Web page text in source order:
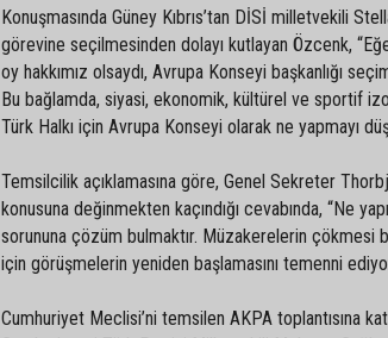
Konuşmasında Güney Kıbrıs’tan DİSİ milletvekili
görevine seçilmesinden dolayı kutlayan Özcenk,
oy hakkımız olsaydı, Avrupa Konseyi başkanlığı
Bu bağlamda, siyasi, ekonomik, kültürel ve sportif
Türk Halkı için Avrupa Konseyi olarak ne yapmayı
Temsilcilik açıklamasına göre, Genel Sekreter
konusuna değinmekten kaçındığı cevabında, “Ne
sorununa çözüm bulmaktır. Müzakerelerin çökmesi
için görüşmelerin yeniden başlamasını temenni
Cumhuriyet Meclisi’ni temsilen AKPA toplantısına